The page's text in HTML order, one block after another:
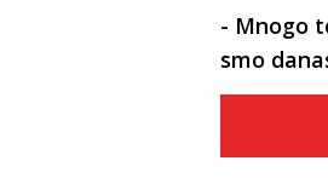
- Mnogo
smo